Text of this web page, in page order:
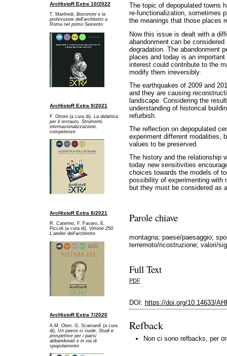
ArcHistoR Extra 10/2022
T. Manfredi, Borromini e la
professione dell’architetto a
Roma nel primo Seicento
ArcHistoR Extra 9/2021
F. Ottoni (a cura di), La didattica
per il restauro. Strumenti,
internazionalizzazione,
competenze
ArcHistoR Extra 8/2021
R. Caterino, F. Favaro, E.
Piccoli (a cura di), Vittone 250.
L'atelier dell'architetto
ArcHistoR Extra 7/2020
A.M. Oteri, G. Scamardì (a cura
di), Un paese ci vuole. Studi e
prospettive per i paesi
abbandonati e in via di
spopolamento
The topic of depopulated towns
re-functionalization, sometimes
the meanings that those places
Now this issue is dealt with a
abandonment can be
degradation. The abandonment
places and today is an
interest could contribute to the
modify them irreversibly.
The earthquakes of 2009 and
and they are causing
landscape. Considering the
understanding of historical
refurbish.
The reflection on depopulated
experiment different modalities,
values to be preserved.
The history and the relationship
today new sensitivities
choices towards the models of
possibility of experimenting with
but they must be considered as
Parole chiave
montagna; paese/paesaggio;
terremoto/ricostruzione; valori/
Full Text
PDF
DOI: https://doi.org/10.14633/
Refback
Non ci sono refbacks, per